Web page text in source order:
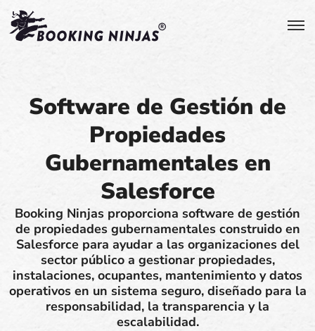
Software de Gestión de
Propiedades
Gubernamentales en
Salesforce
Booking Ninjas proporciona software de gestión
de propiedades gubernamentales construido en
Salesforce para ayudar a las organizaciones del
sector público a gestionar propiedades,
instalaciones, ocupantes, mantenimiento y datos
operativos en un sistema seguro, diseñado para la
responsabilidad, la transparencia y la
escalabilidad.